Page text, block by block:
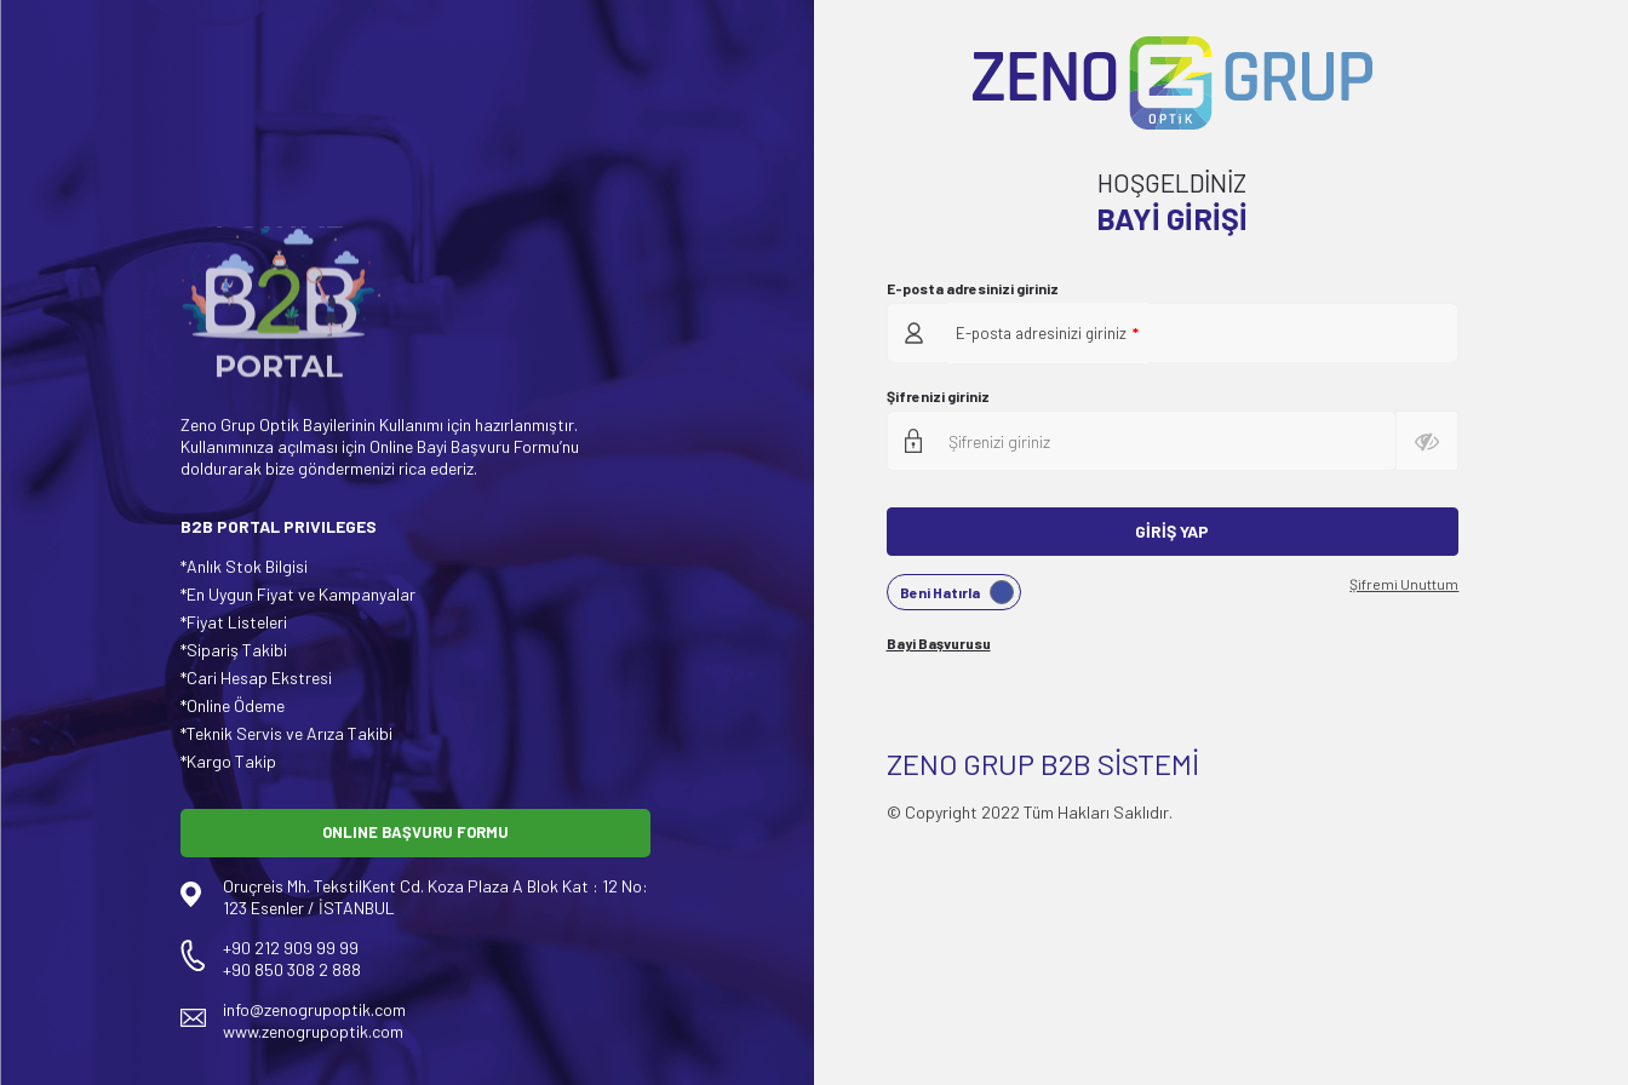
Zeno Grup Optik Bayilerinin Kullanımı için hazırlanmıştır.
Kullanımınıza açılması için Online Bayi Başvuru Formu’nu
doldurarak bize göndermenizi rica ederiz.
B2B PORTAL PRIVILEGES
*Anlık Stok Bilgisi
*En Uygun Fiyat ve Kampanyalar
*Fiyat Listeleri
*Sipariş Takibi
*Cari Hesap Ekstresi
*Online Ödeme
*Teknik Servis ve Arıza Takibi
*Kargo Takip
ONLINE BAŞVURU FORMU
Oruçreis Mh. TekstilKent Cd. Koza Plaza A Blok Kat : 12 No:
123 Esenler / İSTANBUL
+90 212 909 99 99
+90 850 308 2 888
info@zenogrupoptik.com
www.zenogrupoptik.com
HOŞGELDİNİZ
BAYI GIRIŞI
E-posta adresinizi giriniz
E-posta adresinizi giriniz *
Şifrenizi giriniz
GIRIŞ YAP
Beni Hatırla Şifremi Unuttum
Bayi Başvurusu
ZENO GRUP B2B SİSTEMİ
© Copyright 2022 Tüm Hakları Saklıdır.